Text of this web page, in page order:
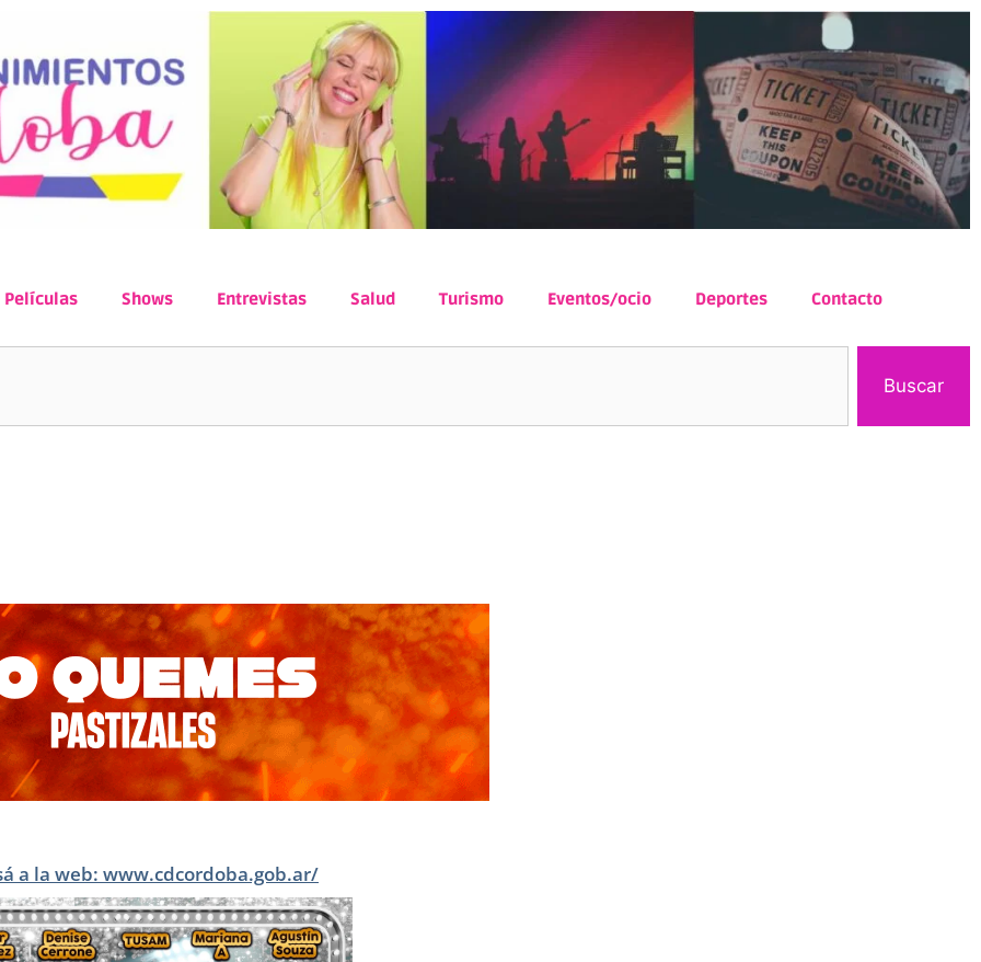
Películas Shows Entrevistas Salud Turismo Eventos/ocio Deportes Contacto
Buscar
a la web: www.cdcordoba.gob.ar/